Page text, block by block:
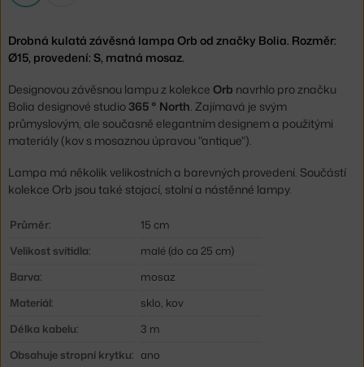
Drobná kulatá závěsná lampa Orb od značky Bolia. Rozměr:
Ø15, provedení: S, matná mosaz.
Designovou závěsnou lampu z kolekce Orb navrhlo pro značku
Bolia designové studio365 ° North. Zajímavá je svým
průmyslovým, ale současně elegantním designem a použitými
materiály (kov s mosaznou úpravou "antique").
Lampa má několik velikostních a barevných provedení. Součástí
kolekce Orb jsou také stojací, stolní a nástěnné lampy.
Průměr:
15 cm
Velikost svítidla:
malé (do ca 25 cm)
Barva:
mosaz
Materiál:
sklo, kov
Délka kabelu:
3 m
Obsahuje stropní krytku: ano